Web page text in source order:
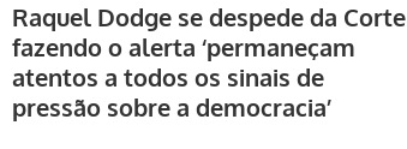
Raquel Dodge se despede da Corte
fazendo o alerta ‘permaneçam
atentos a todos os sinais de
pressão sobre a democracia’